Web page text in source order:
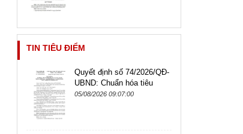
TIN TIÊU ĐIỂM
Quyết định số 74/2026/QĐ-
UBND: Chuẩn hóa tiêu
chuẩn chức danh công
05/08/2026 09:07:00